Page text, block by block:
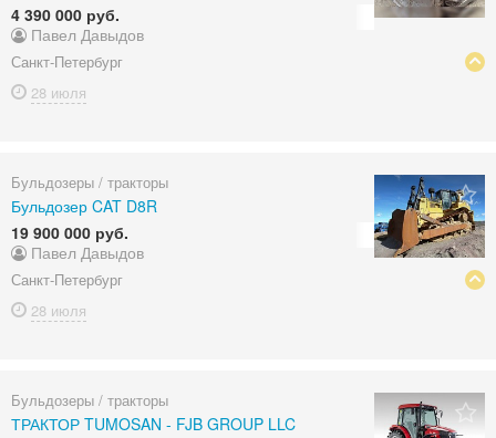
4 390 000 руб.
Павел Давыдов
Санкт-Петербург
28 июля
Бульдозеры / тракторы
Бульдозер CAT D8R
19 900 000 руб.
Павел Давыдов
Санкт-Петербург
28 июля
Бульдозеры / тракторы
ТРАКТОР TUMOSAN - FJB GROUP LLC